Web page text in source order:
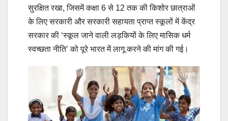
सुरक्षित रखा, जिसमें कक्षा 6 से 12 तक की किशोर छात्राओं
के लिए सरकारी और सरकारी सहायता प्राप्त स्कूलों में केंद्र
सरकार की ‘स्कूल जाने वाली लड़कियों के लिए मासिक धर्म
स्वच्छता नीति’ को पूरे भारत में लागू करने की मांग की गई।